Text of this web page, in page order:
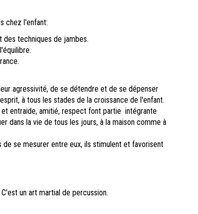
chez l'enfant:
des techniques de jambes.
agressivité, de se détendre et de se dépenser
à tous les stades de la croissance de l'enfant.
entraide, amitié, respect font partie intégrante
dans la vie de tous les jours, à la maison comme à
se mesurer entre eux, ils stimulent et favorisent
un art martial de percussion.